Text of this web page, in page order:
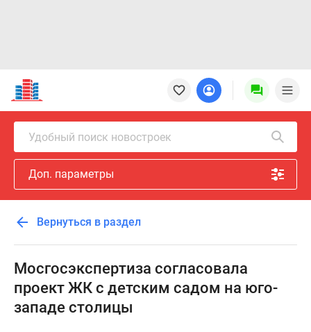
Новостройки
Квартиры
Ипотека
Новостройки
Москвы
Новостройки
Подмосковья
Новостройки
Москвы
Готовые
новостройки
Новостройки
карте
Удобный поиск новостроек
Доп. параметры
Вернуться в раздел
Мосгосэкспертиза согласовала
проект ЖК с детским садом на юго-
западе столицы